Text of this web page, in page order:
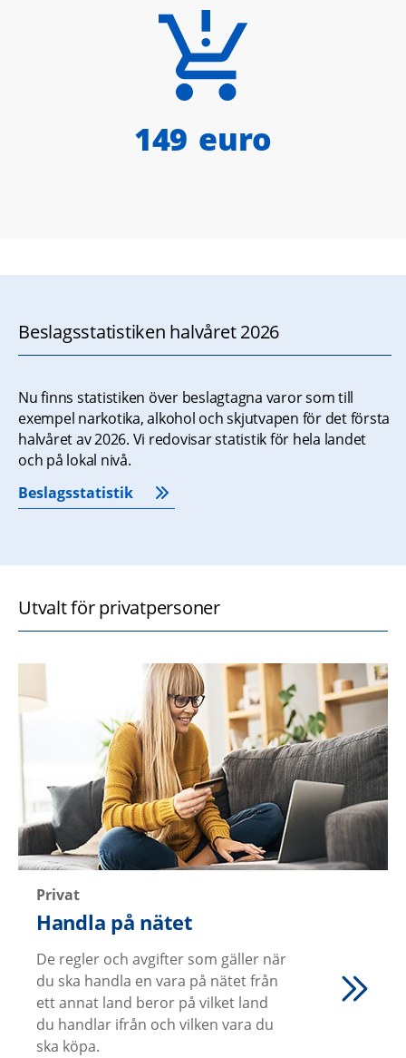
150 euro
Beslagsstatistiken halvåret 2026
Nu finns statistiken över beslagtagna varor som till
exempel narkotika, alkohol och skjutvapen för det första
halvåret av 2026. Vi redovisar statistik för hela landet
och på lokal nivå.
Beslagsstatistik
Utvalt för privatpersoner
Handla på nätet
Privat
De regler och avgifter som gäller när
du ska handla en vara på nätet från
ett annat land beror på vilket land
du handlar ifrån och vilken vara du
ska köpa.